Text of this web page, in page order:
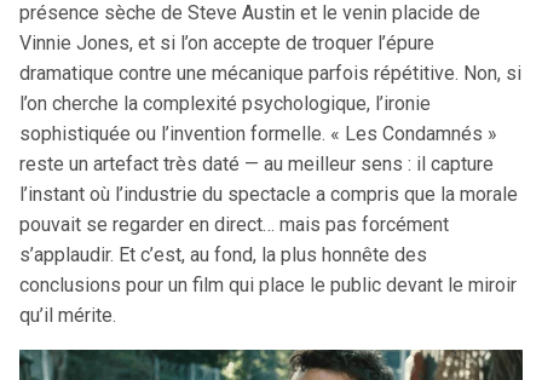
présence sèche de Steve Austin et le venin placide de
Vinnie Jones, et si l’on accepte de troquer l’épure
dramatique contre une mécanique parfois répétitive. Non, si
l’on cherche la complexité psychologique, l’ironie
sophistiquée ou l’invention formelle. « Les Condamnés »
reste un artefact très daté — au meilleur sens : il capture
l’instant où l’industrie du spectacle a compris que la morale
pouvait se regarder en direct… mais pas forcément
s’applaudir. Et c’est, au fond, la plus honnête des
conclusions pour un film qui place le public devant le miroir
qu’il mérite.